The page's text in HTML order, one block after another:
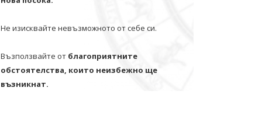
Не изисквайте невъзможното от себе си.
Възползвайте от благоприятните
обстоятелства, които неизбежно ще
възникнат.